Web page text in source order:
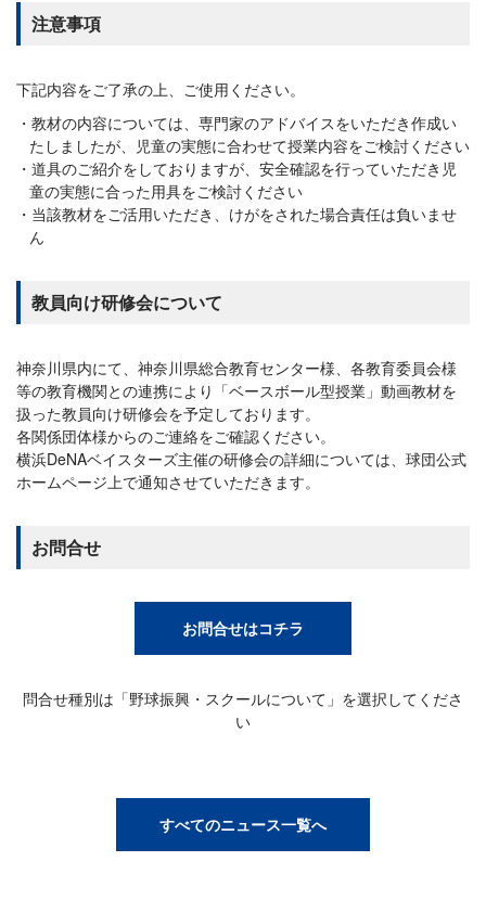
注意事項
下記内容をご了承の上、ご使用ください。
教材の内容については、専門家のアドバイスをいただき作成い
たしましたが、児童の実態に合わせて授業内容をご検討ください
道具のご紹介をしておりますが、安全確認を行っていただき児
童の実態に合った用具をご検討ください
当該教材をご活用いただき、けがをされた場合責任は負いませ
ん
教員向け研修会について
神奈川県内にて、神奈川県総合教育センター様、各教育委員会様
等の教育機関との連携により「ベースボール型授業」動画教材を
扱った教員向け研修会を予定しております。
各関係団体様からのご連絡をご確認ください。
横浜DeNAベイスターズ主催の研修会の詳細については、球団公式
ホームページ上で通知させていただきます。
お問合せ
お問合せはコチラ
問合せ種別は「野球振興・スクールについて」を選択してくださ
い
すべてのニュース一覧へ